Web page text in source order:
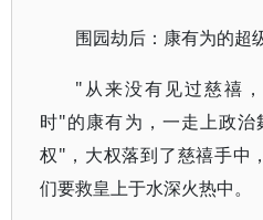
围园劫后：康有为的超
"从来没有见过慈禧
时"的康有为，一走上政
权"，大权落到了慈禧手中
们要救皇上于水深火热中。